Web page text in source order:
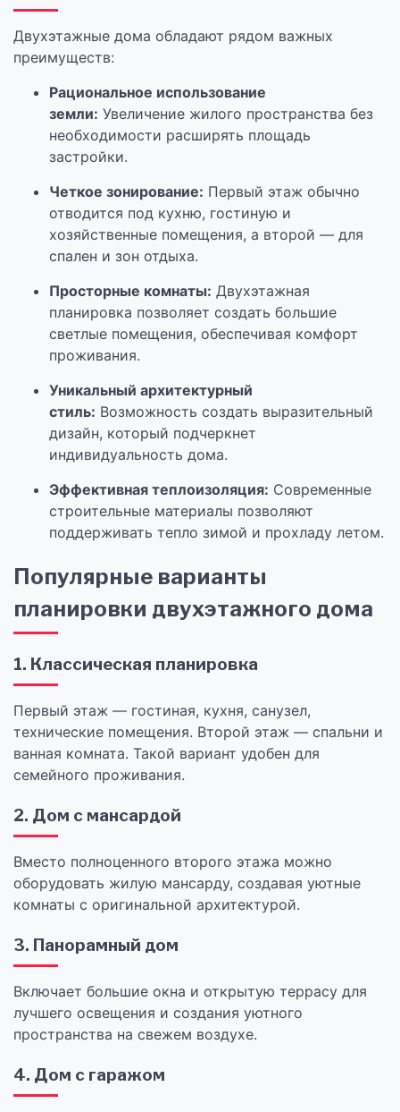
Двухэтажные дома обладают рядом важных
преимуществ:
Рациональное использование
земли: Увеличение жилого пространства без
необходимости расширять площадь
застройки.
Четкое зонирование: Первый этаж обычно
отводится под кухню, гостиную и
хозяйственные помещения, а второй — для
спален и зон отдыха.
Просторные комнаты: Двухэтажная
планировка позволяет создать большие
светлые помещения, обеспечивая комфорт
проживания.
Уникальный архитектурный
стиль: Возможность создать выразительный
дизайн, который подчеркнет
индивидуальность дома.
Эффективная теплоизоляция: Современные
строительные материалы позволяют
поддерживать тепло зимой и прохладу летом.
Популярные варианты
планировки двухэтажного дома
1. Классическая планировка
Первый этаж — гостиная, кухня, санузел,
технические помещения. Второй этаж — спальни и
ванная комната. Такой вариант удобен для
семейного проживания.
2. Дом с мансардой
Вместо полноценного второго этажа можно
оборудовать жилую мансарду, создавая уютные
комнаты с оригинальной архитектурой.
3. Панорамный дом
Включает большие окна и открытую террасу для
лучшего освещения и создания уютного
пространства на свежем воздухе.
4. Дом с гаражом